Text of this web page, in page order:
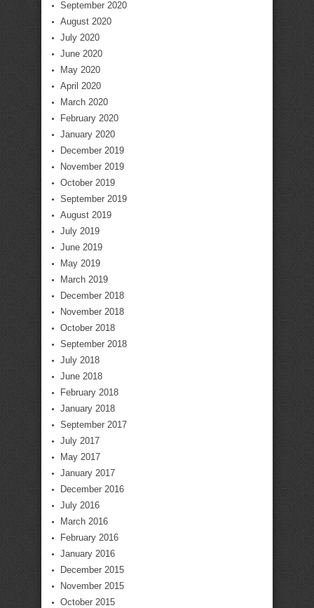
September 2020
August 2020
July 2020
June 2020
May 2020
April 2020
March 2020
February 2020
January 2020
December 2019
November 2019
October 2019
September 2019
August 2019
July 2019
June 2019
May 2019
March 2019
December 2018
November 2018
October 2018
September 2018
July 2018
June 2018
February 2018
January 2018
September 2017
July 2017
May 2017
January 2017
December 2016
July 2016
March 2016
February 2016
January 2016
December 2015
November 2015
October 2015